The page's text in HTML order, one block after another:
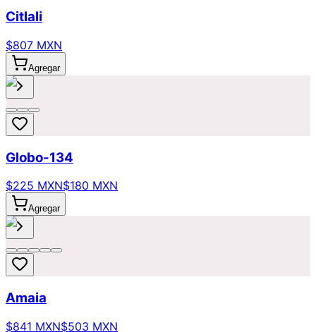
Citlali
$807 MXN
Agregar
Globo-134
$225 MXN$180 MXN
Agregar
Amaia
$841 MXN$503 MXN